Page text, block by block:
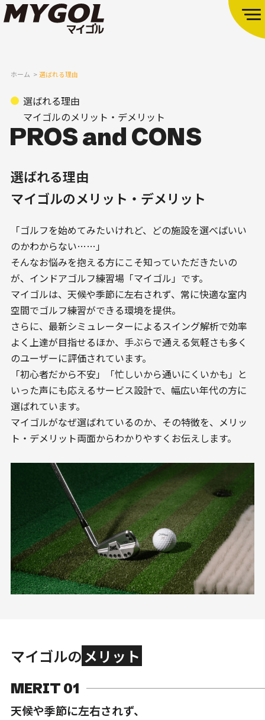
ホーム 選ばれる理由
選ばれる理由
マイゴルのメリット・デメリット
選ばれる理由
マイゴルのメリット・デメリット
「ゴルフを始めてみたいけれど、どの施設を選べばいい
のかわからない……」
そんなお悩みを抱える方にこそ知っていただきたいの
が、インドアゴルフ練習場「マイゴル」です。
マイゴルは、天候や季節に左右されず、常に快適な室内
空間でゴルフ練習ができる環境を提供。
さらに、最新シミュレーターによるスイング解析で効率
よく上達が目指せるほか、手ぶらで通える気軽さも多く
のユーザーに評価されています。
「初心者だから不安」「忙しいから通いにくいかも」と
いった声にも応えるサービス設計で、幅広い年代の方に
選ばれています。
マイゴルがなぜ選ばれているのか、その特徴を、メリッ
ト・デメリット両面からわかりやすくお伝えします。
マイゴルのメリット
MERIT 01
天候や季節に左右されず、